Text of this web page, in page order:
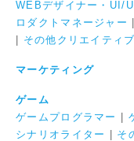
WEBデザイナー・UI/
ロダクトマネージャー
その他クリエイティ
マーケティング
ゲーム
ゲームプログラマー |
シナリオライター | そ